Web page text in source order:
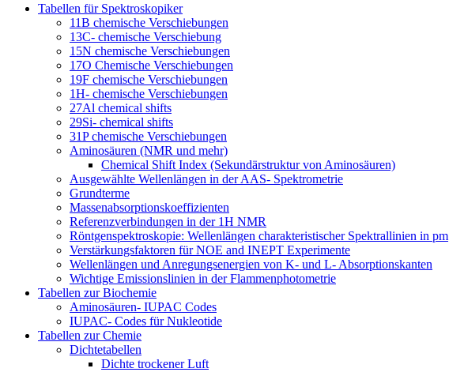
Tabellen für Spektroskopiker
11B chemische Verschiebungen
13C- chemische Verschiebung
15N chemische Verschiebungen
17O Chemische Verschiebungen
19F chemische Verschiebungen
1H- chemische Verschiebungen
27Al chemical shifts
29Si- chemical shifts
31P chemische Verschiebungen
Aminosäuren (NMR und mehr)
Chemical Shift Index (Sekundärstruktur von Aminosäuren)
Ausgewählte Wellenlängen in der AAS- Spektrometrie
Grundterme
Massenabsorptionskoeffizienten
Referenzverbindungen in der 1H NMR
Röntgenspektroskopie: Wellenlängen charakteristischer Spektrallinien in pm
Verstärkungsfaktoren für NOE and INEPT Experimente
Wellenlängen und Anregungsenergien von K- und L- Absorptionskanten
Wichtige Emissionslinien in der Flammenphotometrie
Tabellen zur Biochemie
Aminosäuren- IUPAC Codes
IUPAC- Codes für Nukleotide
Tabellen zur Chemie
Dichtetabellen
Dichte trockener Luft